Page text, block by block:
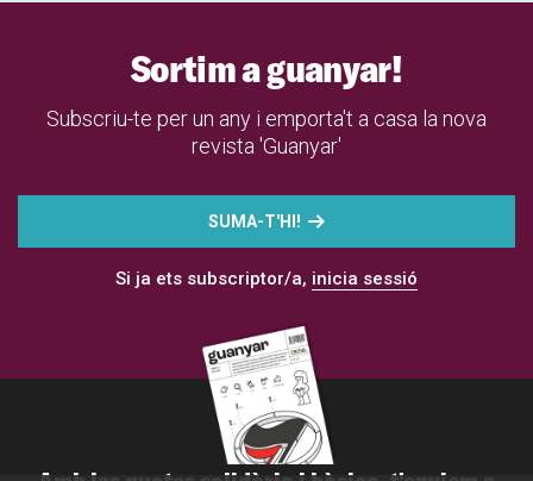
Sortim a guanyar!
Subscriu-te per un any i emporta't a casa la nova
revista 'Guanyar'
SUMA-T'HI!
Si ja ets subscriptor/a, inicia sessió